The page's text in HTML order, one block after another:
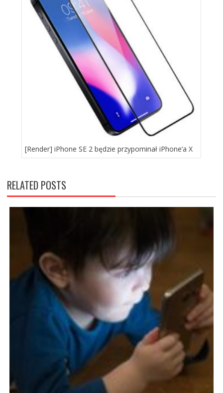
[Render] iPhone SE 2 będzie przypominał iPhone’a X
RELATED POSTS